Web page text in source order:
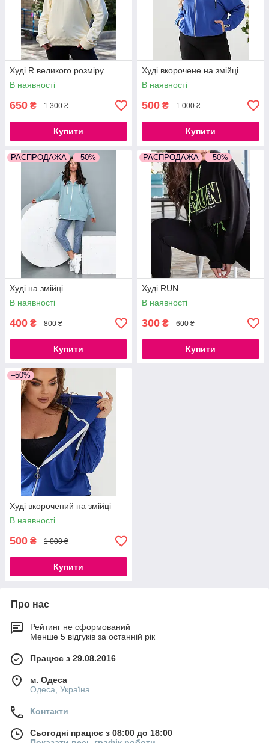
Худі R великого розміру
В наявності
650 ₴ 1 300 ₴
Купити
Худі вкорочене на змійці
В наявності
500 ₴ 1 000 ₴
Купити
РАСПРОДАЖА –50%
Худі на змійці
В наявності
400 ₴ 800 ₴
Купити
РАСПРОДАЖА –50%
Худі RUN
В наявності
300 ₴ 600 ₴
Купити
–50%
Худі вкорочений на змійці
В наявності
500 ₴ 1 000 ₴
Купити
Про нас
Рейтинг не сформований
Менше 5 відгуків за останній рік
Працює з 29.08.2016
м. Одеса
Одеса, Україна
Контакти
Сьогодні працює з 08:00 до 18:00